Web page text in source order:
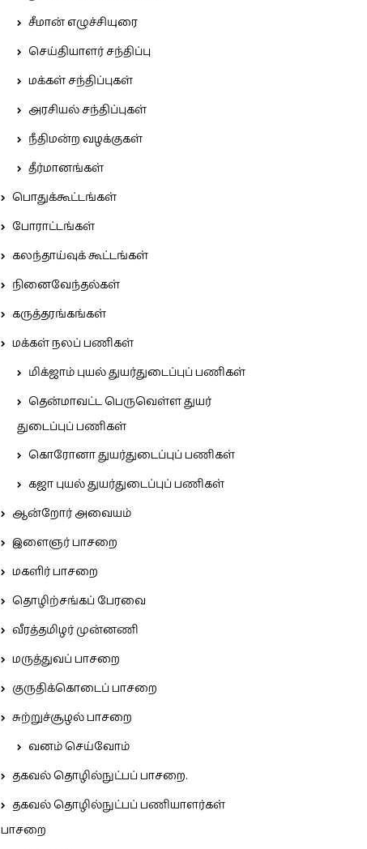
சீமான் எழுச்சியுரை
செய்தியாளர் சந்திப்பு
மக்கள் சந்திப்புகள்
அரசியல் சந்திப்புகள்
நீதிமன்ற வழக்குகள்
தீர்மானங்கள்
பொதுக்கூட்டங்கள்
போராட்டங்கள்
கலந்தாய்வுக் கூட்டங்கள்
நினைவேந்தல்கள்
கருத்தரங்கங்கள்
மக்கள் நலப் பணிகள்
மிக்ஜாம் புயல் துயர்துடைப்புப் பணிகள்
தென்மாவட்ட பெருவெள்ள துயர்
துடைப்புப் பணிகள்
கொரோனா துயர்துடைப்புப் பணிகள்
கஜா புயல் துயர்துடைப்புப் பணிகள்
ஆன்றோர் அவையம்
இளைஞர் பாசறை
மகளிர் பாசறை
தொழிற்சங்கப் பேரவை
வீரத்தமிழர் முன்னணி
மருத்துவப் பாசறை
குருதிக்கொடைப் பாசறை
சுற்றுச்சூழல் பாசறை
வனம் செய்வோம்
தகவல் தொழில்நுட்பப் பாசறை.
தகவல் தொழில்நுட்பப் பணியாளர்கள்
பாசறை